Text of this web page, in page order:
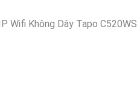
Wifi Không Dây Tapo C520WS